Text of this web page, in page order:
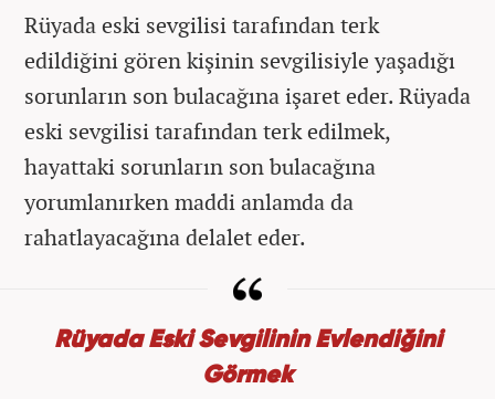
Rüyada eski sevgilisi tarafından terk
edildiğini gören kişinin sevgilisiyle yaşadığı
sorunların son bulacağına işaret eder. Rüyada
eski sevgilisi tarafından terk edilmek,
hayattaki sorunların son bulacağına
yorumlanırken maddi anlamda da
rahatlayacağına delalet eder.
Rüyada Eski Sevgilinin Evlendiğini
Görmek